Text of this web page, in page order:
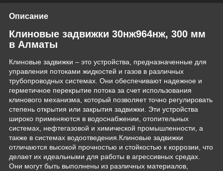
Описание
Клиновые задвижки 30нж964нж, 300 мм
в Алматы
Клиновые задвижки – это устройства, предназначенные для
управления потоками жидкостей и газов в различных
трубопроводных системах. Они обеспечивают надежное и
герметичное перекрытие потока за счет использования
клинового механизма, который позволяет точно регулировать
степень открытия или закрытия задвижки. Эти устройства
широко применяются в водоснабжении, отопительных
системах, нефтегазовой и химической промышленности, а
также в системах водоотведения.Клиновые задвижки
отличаются высокой прочностью и стойкостью к коррозии, что
делает их идеальными для работы в агрессивных средах.
Они могут быть выполнены из различных материалов,